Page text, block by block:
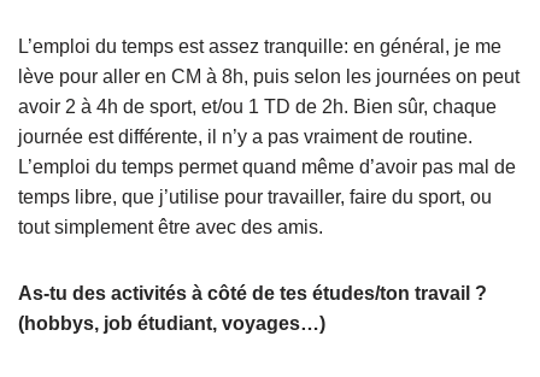
L’emploi du temps est assez tranquille: en général, je me
lève pour aller en CM à 8h, puis selon les journées on peut
avoir 2 à 4h de sport, et/ou 1 TD de 2h. Bien sûr, chaque
journée est différente, il n’y a pas vraiment de routine.
L’emploi du temps permet quand même d’avoir pas mal de
temps libre, que j’utilise pour travailler, faire du sport, ou
tout simplement être avec des amis.
As-tu des activités à côté de tes études/ton travail ?
(hobbys, job étudiant, voyages…)